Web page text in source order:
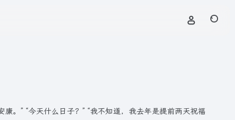
。” “今天什么日子？” “我不知道，我去年是提前两天祝福